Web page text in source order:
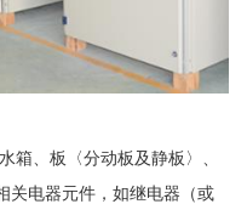
箱、板〈分动板及静板〉、
关电器元件，如继电器（或